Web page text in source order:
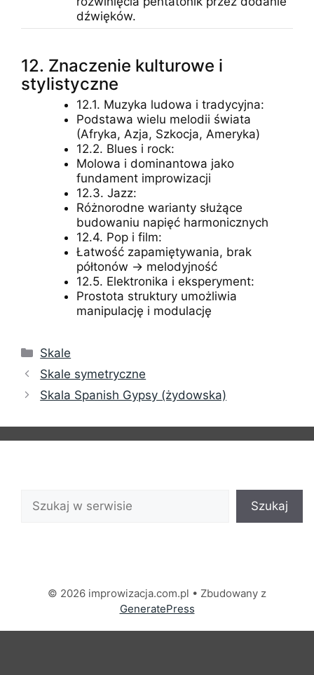
dźwięków.
12. Znaczenie kulturowe i
stylistyczne
12.1. Muzyka ludowa i tradycyjna:
Podstawa wielu melodii świata
(Afryka, Azja, Szkocja, Ameryka)
12.2. Blues i rock:
Molowa i dominantowa jako
fundament improwizacji
12.3. Jazz:
Różnorodne warianty służące
budowaniu napięć harmonicznych
12.4. Pop i film:
Łatwość zapamiętywania, brak
półtonów → melodyjność
12.5. Elektronika i eksperyment:
Prostota struktury umożliwia
manipulację i modulację
Kategorie
Skale
Skale symetryczne
Skala Spanish Gypsy (żydowska)
Szukaj
© 2026 improwizacja.com.pl • Zbudowany z
GeneratePress